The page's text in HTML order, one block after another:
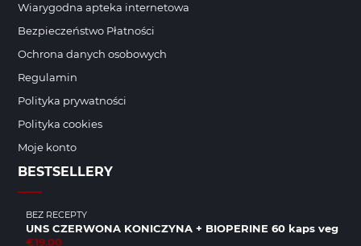
Wiarygodna apteka internetowa
Bezpieczeństwo Płatności
Ochrona danych osobowych
Regulamin
Polityka prywatności
Polityka cookies
Moje konto
BESTSELLERY
BEZ RECEPTY
UNS CZERWONA KONICZYNA + BIOPERINE 60 kaps veg
€19.00